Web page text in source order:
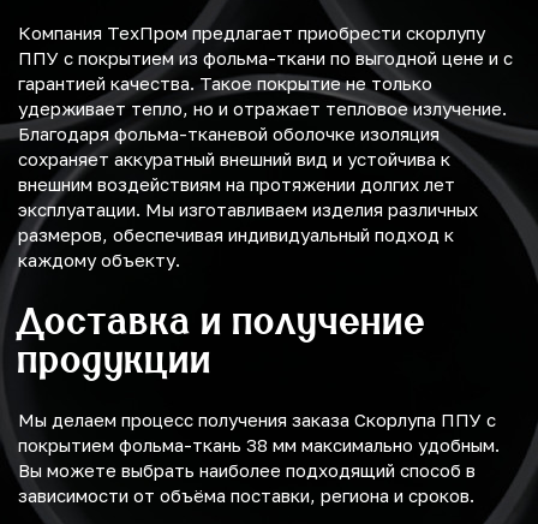
Компания ТехПром предлагает приобрести скорлупу
ППУ с покрытием из фольма-ткани по выгодной цене и с
гарантией качества. Такое покрытие не только
удерживает тепло, но и отражает тепловое излучение.
Благодаря фольма-тканевой оболочке изоляция
сохраняет аккуратный внешний вид и устойчива к
внешним воздействиям на протяжении долгих лет
эксплуатации. Мы изготавливаем изделия различных
размеров, обеспечивая индивидуальный подход к
каждому объекту.
Доставка и получение
продукции
Мы делаем процесс получения заказа Скорлупа ППУ с
покрытием фольма-ткань 38 мм максимально удобным.
Вы можете выбрать наиболее подходящий способ в
зависимости от объёма поставки, региона и сроков.